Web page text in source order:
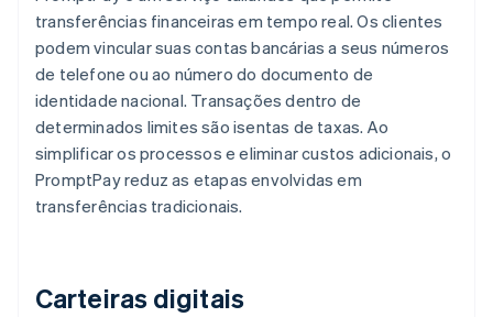
transferências financeiras em tempo real. Os clientes
podem vincular suas contas bancárias a seus números
de telefone ou ao número do documento de
identidade nacional. Transações dentro de
determinados limites são isentas de taxas. Ao
simplificar os processos e eliminar custos adicionais, o
PromptPay reduz as etapas envolvidas em
transferências tradicionais.
Carteiras digitais